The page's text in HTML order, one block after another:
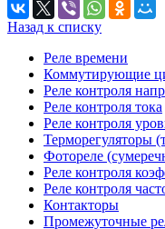
Назад к списку
Реле времени
Коммутирующие
Реле контроля
Реле контроля тока
Реле контроля
Терморегуляторы
Фотореле
Реле контроля
Реле контроля
Контакторы
Промежуточные